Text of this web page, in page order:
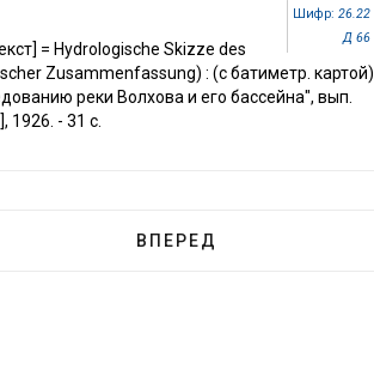
Шифр: 26.22
Д 66
= Hydrologische Skizze des
Zusammenfassung) : (с батиметр. картой)
реки Волхова и его бассейна", вып.
1926. - 31 с.
ВПЕРЕД